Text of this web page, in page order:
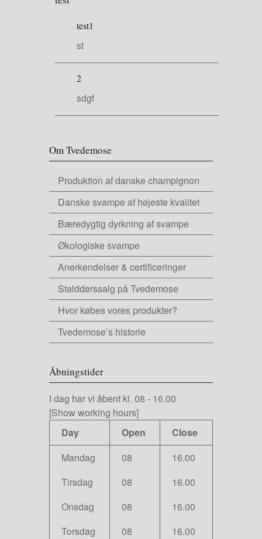
test1
st
2
sdgf
Om Tvedemose
Produktion af danske champignon
Danske svampe af højeste kvalitet
Bæredygtig dyrkning af svampe
Økologiske svampe
Anerkendelser & certificeringer
Stalddørssalg på Tvedemose
Hvor købes vores produkter?
Tvedemose’s historie
Åbningstider
I dag har vi åbent kl. 08 - 16.00
[Show working hours]
Day
Open
Close
Mandag
08
16.00
Tirsdag
08
16.00
Onsdag
08
16.00
Torsdag
08 16.00